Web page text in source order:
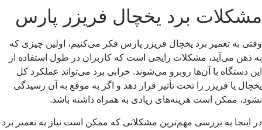
مشکلات برد یخچال فریزر پارس
وقتی به تعمیر برد یخچال فریزر پارس فکر می‌کنیم، اولین چیزی که
به ذهن می‌آید، مشکلات رایجی است که کاربران در طول استفاده از
این دستگاه با آن‌ها روبرو می‌شوند. خرابی برد می‌تواند عملکرد کل
یخچال یا فریزر را تحت تأثیر قرار دهد و اگر به موقع به آن رسیدگی
نشود، ممکن است هزینه‌های زیادی به همراه داشته باشد.
در اینجا به بررسی مهم‌ترین مشکلاتی که ممکن است نیاز به تعمیر برد